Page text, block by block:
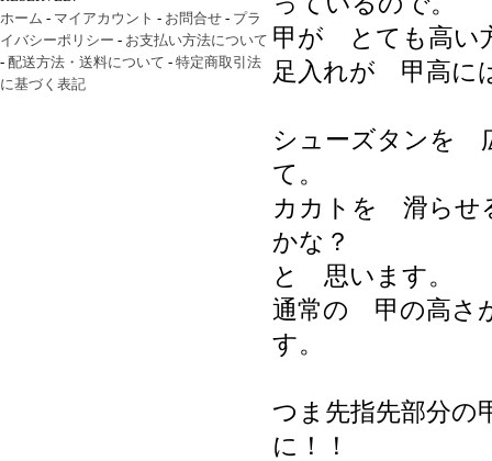
甲が とても高い
足入れが 甲高に
シューズタンを
て。
カカトを 滑ら
かな？
と 思います。
通常の 甲の高さ
す。
つま先指先部分
に！！
ホーム - マイアカウント - お問合せ - プラ
イバシーポリシー - お支払い方法について
- 配送方法・送料について - 特定商取引法
に基づく表記